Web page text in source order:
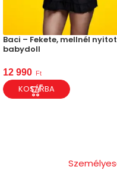
Baci – Fekete, mellnél
babydoll
12 990 Ft
KOSÁRBA